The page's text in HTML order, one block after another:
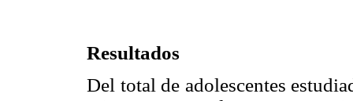
Resultados
Del total de adolescentes